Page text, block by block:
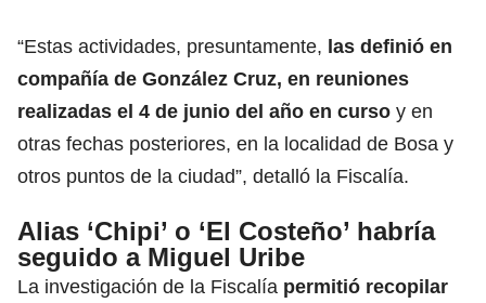
“Estas actividades, presuntamente, las definió en
compañía de González Cruz, en reuniones
realizadas el 4 de junio del año en curso y en
otras fechas posteriores, en la localidad de Bosa y
otros puntos de la ciudad”, detalló la Fiscalía.
Alias ‘Chipi’ o ‘El Costeño’ habría
seguido a Miguel Uribe
La investigación de la Fiscalía permitió recopilar